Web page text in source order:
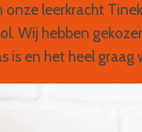
onze leerkracht
Wij hebben
is en het heel graag